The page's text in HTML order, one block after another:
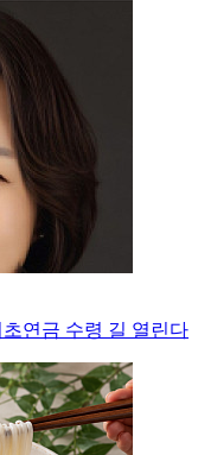
연금 수령 길 열린다